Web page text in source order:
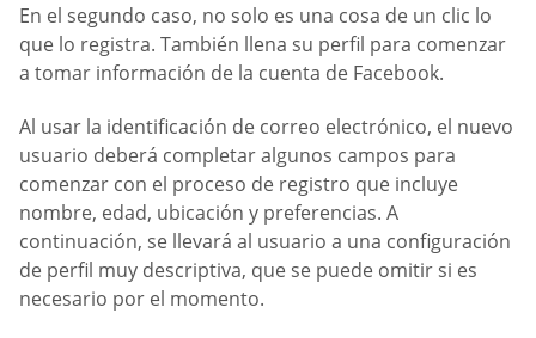
En el segundo caso, no solo es una cosa de un clic lo
que lo registra. También llena su perfil para comenzar
a tomar información de la cuenta de Facebook.
Al usar la identificación de correo electrónico, el nuevo
usuario deberá completar algunos campos para
comenzar con el proceso de registro que incluye
nombre, edad, ubicación y preferencias. A
continuación, se llevará al usuario a una configuración
de perfil muy descriptiva, que se puede omitir si es
necesario por el momento.